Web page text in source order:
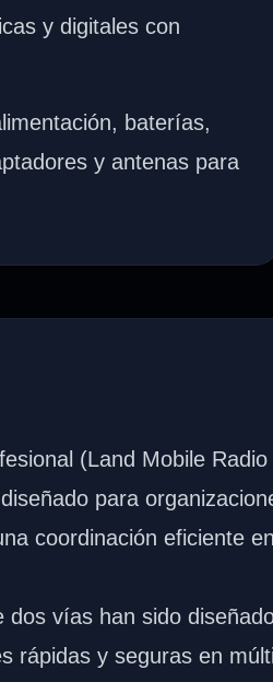
y digitales con
baterías,
y antenas para
(Land Mobile
para
coordinación eficiente
dos vías han sido
rápidas y seguras en